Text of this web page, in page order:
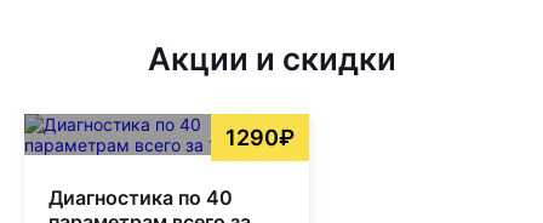
Акции и скидки
1290₽
Диагностика по 40